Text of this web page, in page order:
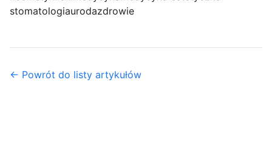
stomatologiaurodazdrowie
← Powrót do listy artykułów